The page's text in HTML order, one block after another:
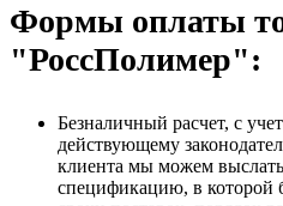
Формы оплаты
"РоссПолимер":
Безналичный расчет, с
действующему
клиента мы можем
спецификацию, в которой